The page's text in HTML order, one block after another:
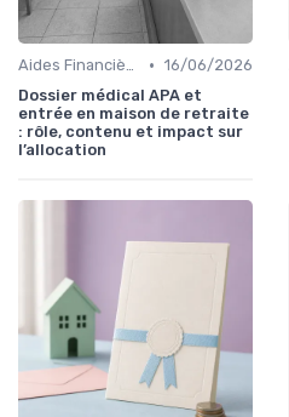
Aides Financières et Subventions • 16/06/2026
Dossier médical APA et
entrée en maison de retraite
: rôle, contenu et impact sur
l’allocation